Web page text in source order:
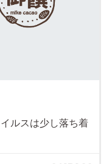
ルスは少し落ち着